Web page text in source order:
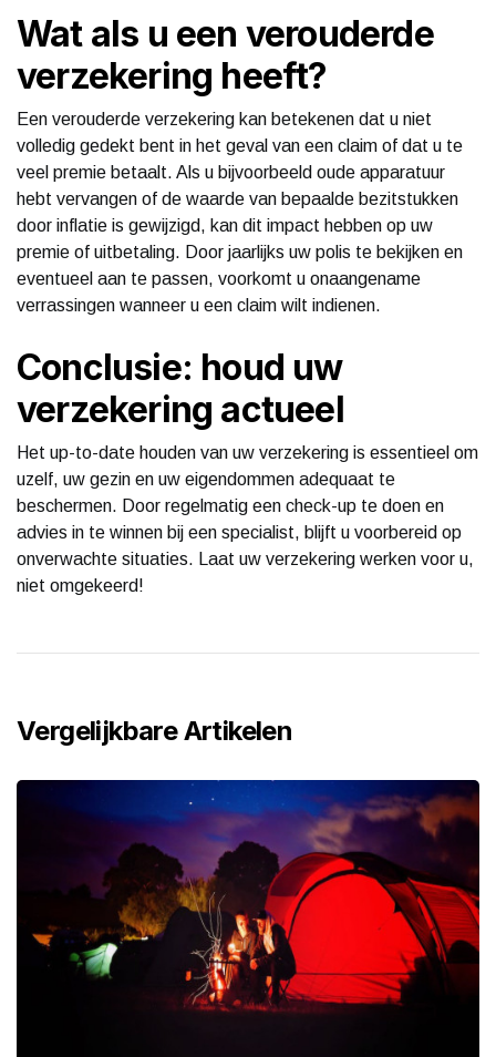
Wat als u een verouderde
verzekering heeft?
Een verouderde verzekering kan betekenen dat u niet
volledig gedekt bent in het geval van een claim of dat u te
veel premie betaalt. Als u bijvoorbeeld oude apparatuur
hebt vervangen of de waarde van bepaalde bezitstukken
door inflatie is gewijzigd, kan dit impact hebben op uw
premie of uitbetaling. Door jaarlijks uw polis te bekijken en
eventueel aan te passen, voorkomt u onaangename
verrassingen wanneer u een claim wilt indienen.
Conclusie: houd uw
verzekering actueel
Het up-to-date houden van uw verzekering is essentieel om
uzelf, uw gezin en uw eigendommen adequaat te
beschermen. Door regelmatig een check-up te doen en
advies in te winnen bij een specialist, blijft u voorbereid op
onverwachte situaties. Laat uw verzekering werken voor u,
niet omgekeerd!
Vergelijkbare Artikelen